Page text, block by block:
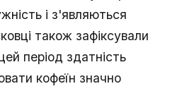
і з'являються
також зафіксували
період здатність
кофеїн значно